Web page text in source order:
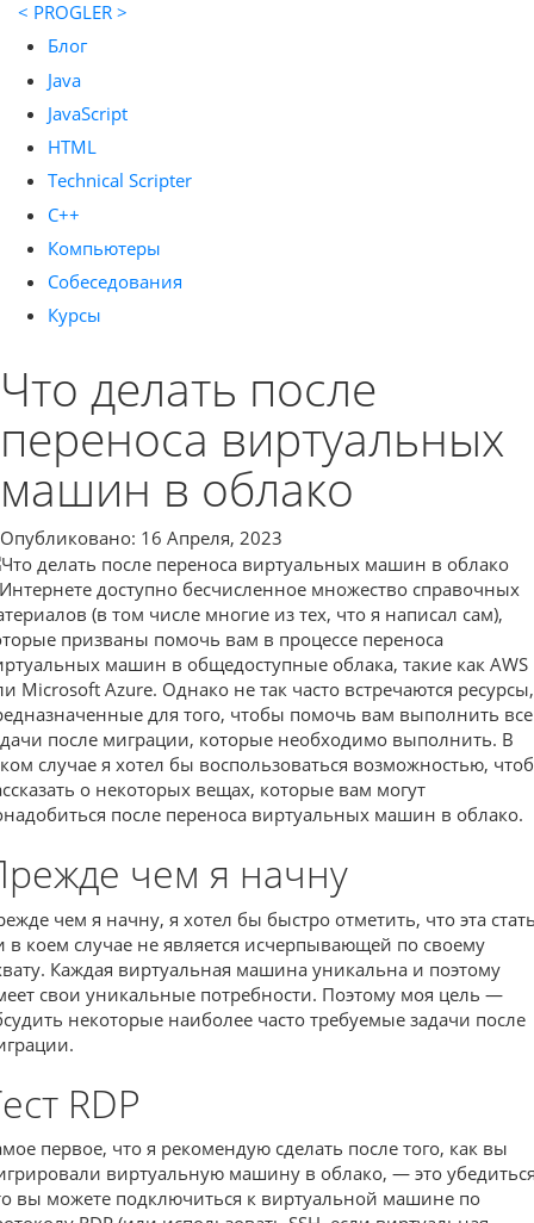
< PROGLER >
Блог
Java
JavaScript
HTML
Technical Scripter
C++
Компьютеры
Собеседования
Курсы
Что делать после
переноса виртуальных
машин в облако
Опубликовано: 16 Апреля, 2023
доступно бесчисленное множество справочных
(в том числе многие из тех, что я написал сам),
призваны помочь вам в процессе переноса
машин в общедоступные облака, такие как AWS
Microsoft Azure. Однако не так часто встречаются ресурсы,
для того, чтобы помочь вам выполнить все
после миграции, которые необходимо выполнить. В
случае я хотел бы воспользоваться возможностью,
о некоторых вещах, которые вам могут
после переноса виртуальных машин в облако.
чем я начну
чем я начну, я хотел бы быстро отметить, что эта
в коем случае не является исчерпывающей по своему
Каждая виртуальная машина уникальна и поэтому
свои уникальные потребности. Поэтому моя цель —
некоторые наиболее часто требуемые задачи после
RDP
первое, что я рекомендую сделать после того, как вы
виртуальную машину в облако, — это
вы можете подключиться к виртуальной машине по